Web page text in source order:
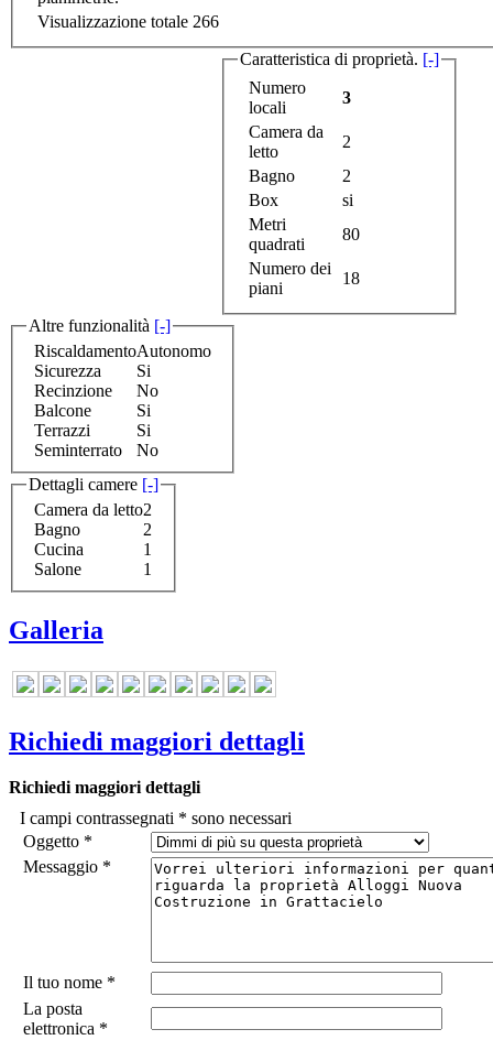
Visualizzazione totale 266
Caratteristica di proprietà. [-]
Numero
locali
3
Camera da
letto
2
Bagno
2
Box
si
Metri
quadrati
80
Numero dei
piani
18
Altre funzionalità [-]
RiscaldamentoAutonomo
Sicurezza
Si
Recinzione
No
Balcone
Si
Terrazzi
Si
Seminterrato
No
Dettagli camere [-]
Camera da letto2
Bagno
2
Cucina
1
Salone
1
Galleria
Richiedi maggiori dettagli
Richiedi maggiori dettagli
I campi contrassegnati * sono necessari
Oggetto *
Messaggio *
Il tuo nome *
La posta
elettronica *